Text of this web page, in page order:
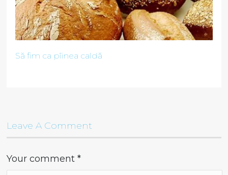
Să fim ca pîinea caldă
Leave A Comment
Your comment*